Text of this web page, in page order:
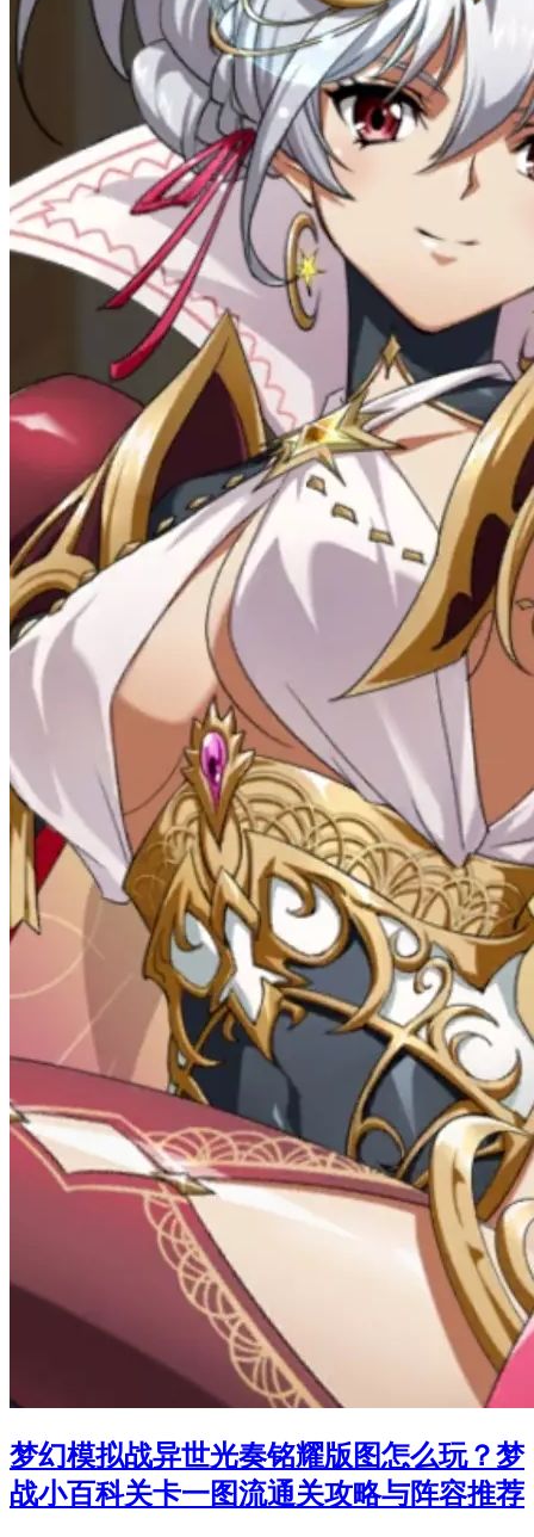
梦幻模拟战异世光奏铭耀版图怎么玩？梦
战小百科关卡一图流通关攻略与阵容推荐